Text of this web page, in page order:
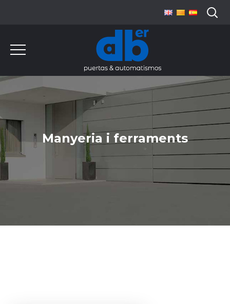
Manyeria i ferraments